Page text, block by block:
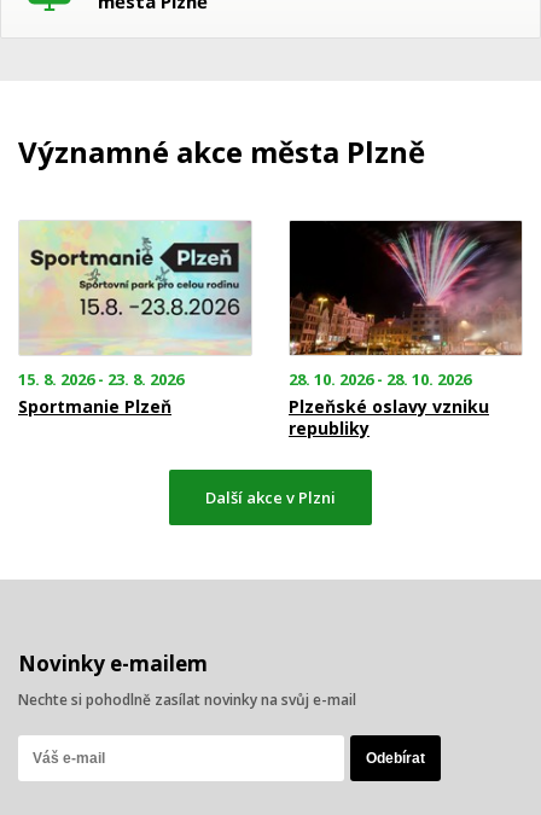
Významné akce města Plzně
15. 8. 2026 - 23. 8. 2026
Sportmanie Plzeň
28. 10. 2026 - 28. 10. 2026
Plzeňské oslavy vzniku
republiky
Další akce v Plzni
Novinky e-mailem
Nechte si pohodlně zasílat novinky na svůj e-mail